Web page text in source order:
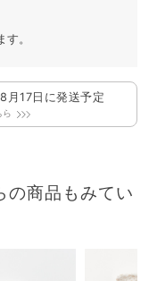
。
8月17日 に発送予定
ら
の商品もみてい